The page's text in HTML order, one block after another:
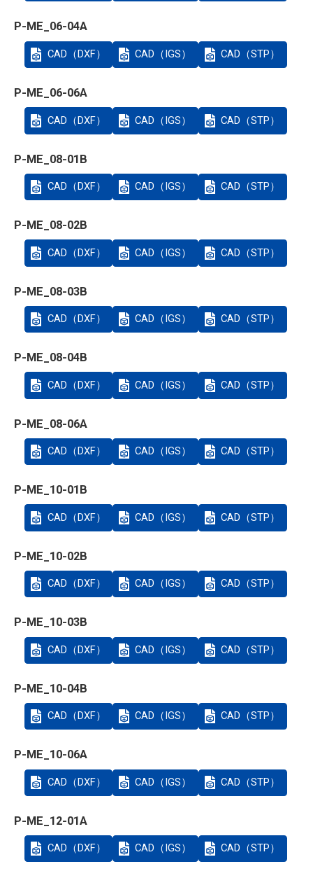
P-ME_06-04A
CAD（DXF） CAD（IGS） CAD（STP）
P-ME_06-06A
CAD（DXF） CAD（IGS） CAD（STP）
P-ME_08-01B
CAD（DXF） CAD（IGS） CAD（STP）
P-ME_08-02B
CAD（DXF） CAD（IGS） CAD（STP）
P-ME_08-03B
CAD（DXF） CAD（IGS） CAD（STP）
P-ME_08-04B
CAD（DXF） CAD（IGS） CAD（STP）
P-ME_08-06A
CAD（DXF） CAD（IGS） CAD（STP）
P-ME_10-01B
CAD（DXF） CAD（IGS） CAD（STP）
P-ME_10-02B
CAD（DXF） CAD（IGS） CAD（STP）
P-ME_10-03B
CAD（DXF） CAD（IGS） CAD（STP）
P-ME_10-04B
CAD（DXF） CAD（IGS） CAD（STP）
P-ME_10-06A
CAD（DXF） CAD（IGS） CAD（STP）
P-ME_12-01A
CAD（DXF） CAD（IGS） CAD（STP）